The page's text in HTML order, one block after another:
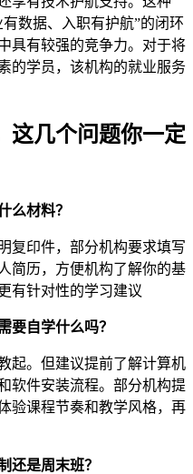
数据、入职有护航”的闭环
具有较强的竞争力。对于将
的学员，该机构的就业服务
这几个问题你一定
么材料？
复印件，部分机构要求填写
简历，方便机构了解你的基
有针对性的学习建议
要自学什么吗？
起。但建议提前了解计算机
软件安装流程。部分机构提
验课程节奏和教学风格，再
还是周末班？